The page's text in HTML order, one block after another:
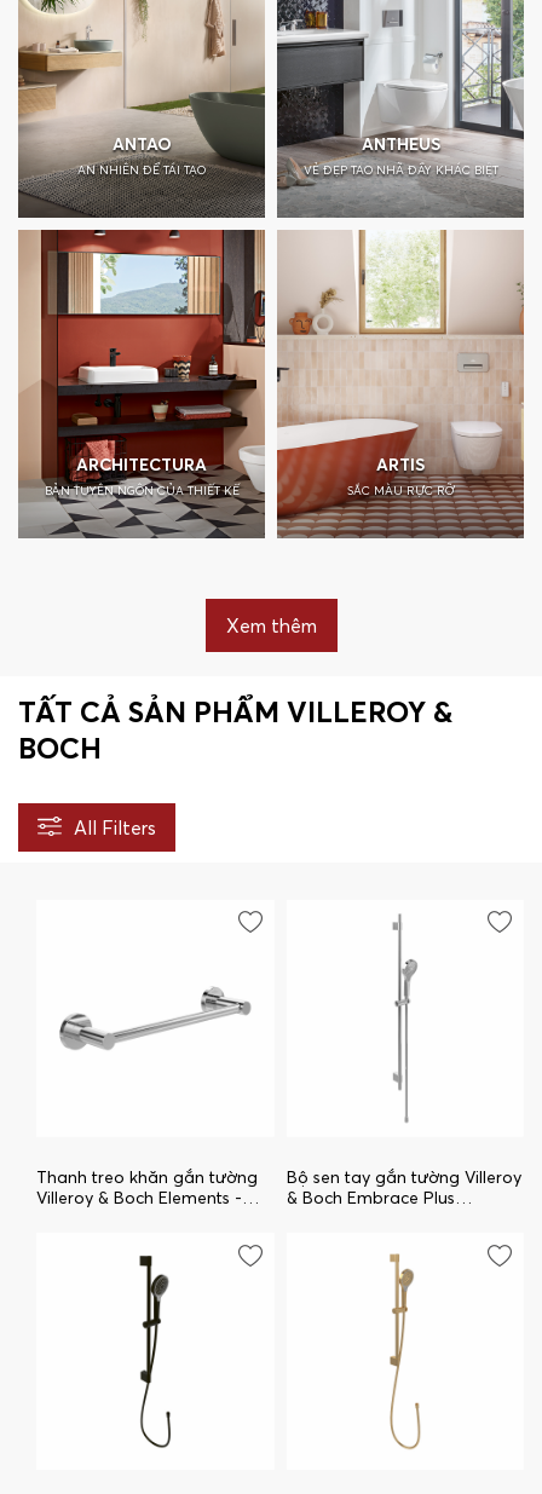
ANTAO
AN NHIÊN ĐỂ TÁI TẠO
ANTHEUS
VẺ ĐẸP TAO NHÃ ĐẦY KHÁC BIỆT
ARCHITECTURA
BẢN TUYÊN NGÔN CỦA THIẾT KẾ
ARTIS
SẮC MÀU RỰC RỠ
Xem thêm
TẤT CẢ SẢN PHẨM VILLEROY &
BOCH
All Filters
Thanh treo khăn gắn tường
Villeroy & Boch Elements -
Bộ sen tay gắn tường Villeroy
& Boch Embrace Plus